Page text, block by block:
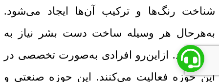
شناخت رنگ‌ها و ترکیب آن‌ها ایجاد می‌شود.
به‌هرحال هر وسیله ساخت دست بشر نیاز به
رنگ دارد. ازاین‌رو افرادی به‌صورت تخصصی در
این حوزه فعالیت می‌کنند. این حوزه صنعتی و